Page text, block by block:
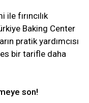
fırıncılık
Baking Center
pratik yardımcısı
bir tarifle daha
son!